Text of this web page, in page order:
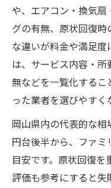
比較
希望日に予
岡山県岡山
スムーズな
混雑期を避
安心できる
一覧
損害保険や
や、エアコン・換気
グの有無、原状回復
な違いが料金や満足
は、サービス内容・
無などを一覧化するこ
った業者を選びやすく
岡山県内の代表的な
円台後半から、ファ
目安です。原状回復を
評価も参考にすると失